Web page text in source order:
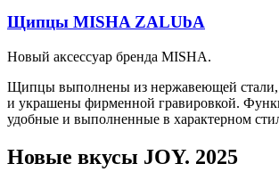
Щипцы MISHA ZALUbA
Новый аксессуар бренда MISHA.
Щипцы выполнены из нержавеющей стали,
и украшены фирменной гравировкой.
удобные и выполненные в характерном
Новые вкусы JOY. 2025